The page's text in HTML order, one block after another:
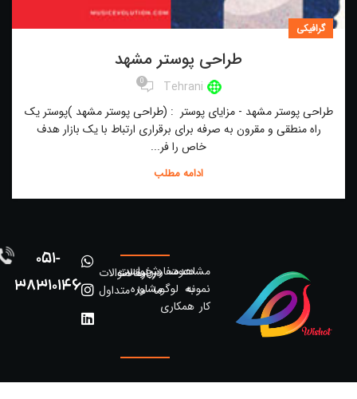
گرافیکی
طراحی پوستر مشهد
Tehrani
0
طراحی پوستر مشهد - مزایای پوستر : (طراحی پوستر مشهد )پوستر یک
راه منطقی و مقرون به صرفه برای برقراری ارتباط با یک بازار هدف
خاص را فر...
ادامه مطلب
مشاهده
نمونه
کار
دعوت
به
همکاری
سفارش
لوگو
درخواست
مشاوره
درباره
ما
مقالات
ما
سوالات
متداول
051-
38310146